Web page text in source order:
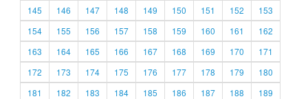
145
146 147 148 149 150 151 152
153
154
155 156 157 158 159 160 161
162
163
164 165 166 167 168 169 170
171
172
173 174 175 176 177 178 179
180
181
182 183 184 185 186 187 188
189